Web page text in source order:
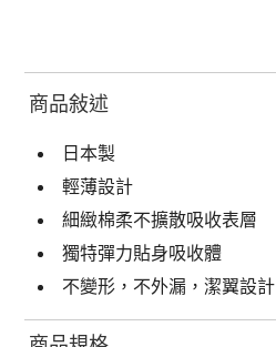
商品敍述
日本製
輕薄設計
細緻棉柔不擴散吸收表層
獨特彈力貼身吸收體
不變形，不外漏，潔翼設計